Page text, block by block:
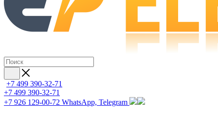
+7 499 390-32-71
+7 499 390-32-71
+7 926 129-00-72 WhatsApp, Telegram